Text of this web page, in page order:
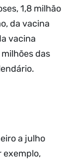
1,8 milhão
da vacina
vacina
das
a julho
exemplo,